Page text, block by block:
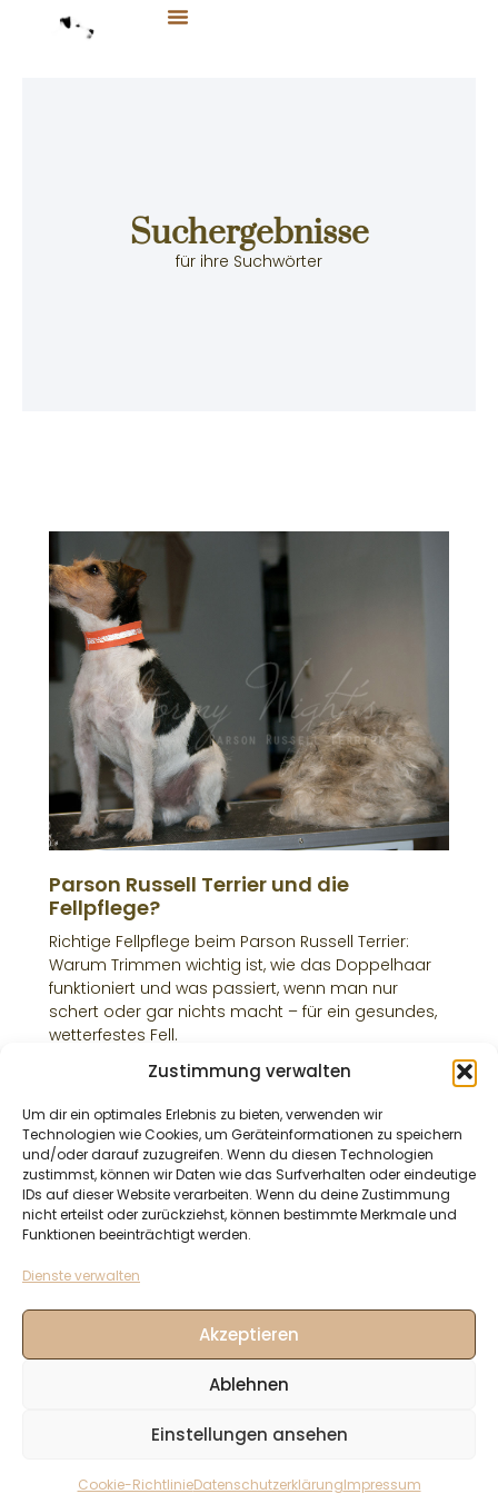
Zustimmung verwalten
Um dir ein optimales Erlebnis zu bieten, verwenden wir
Technologien wie Cookies, um Geräteinformationen zu speichern
und/oder darauf zuzugreifen. Wenn du diesen Technologien
zustimmst, können wir Daten wie das Surfverhalten oder eindeutige
IDs auf dieser Website verarbeiten. Wenn du deine Zustimmung
nicht erteilst oder zurückziehst, können bestimmte Merkmale und
Funktionen beeinträchtigt werden.
Dienste verwalten
Akzeptieren
Ablehnen
Einstellungen ansehen
Cookie-RichtlinieDatenschutzerklärungImpressum
Suchergebnisse
für ihre Suchwörter
Parson Russell Terrier und die
Fellpflege?
Richtige Fellpflege beim Parson Russell Terrier:
Warum Trimmen wichtig ist, wie das Doppelhaar
funktioniert und was passiert, wenn man nur
schert oder gar nichts macht – für ein gesundes,
wetterfestes Fell.
© Christiane Jantz - 2003 - 2024